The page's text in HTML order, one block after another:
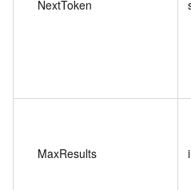
NextToken
MaxResults